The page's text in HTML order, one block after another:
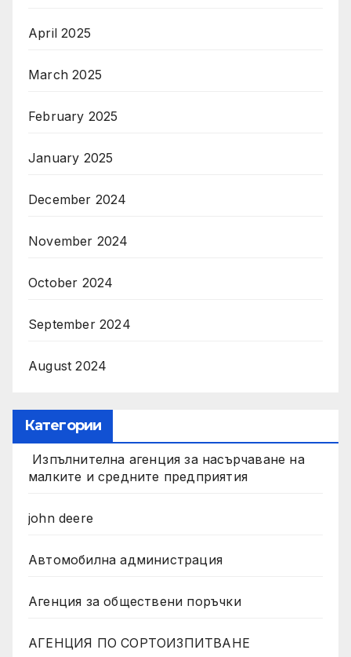
April 2025
March 2025
February 2025
January 2025
December 2024
November 2024
October 2024
September 2024
August 2024
Категории
Изпълнителна агенция за насърчаване на
малките и средните предприятия
john deere
Автомобилна администрация
Агенция за обществени поръчки
АГЕНЦИЯ ПО СОРТОИЗПИТВАНЕ